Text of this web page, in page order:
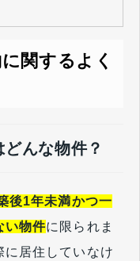
関するよく
どんな物件？
後1年未満かつ一
い物件に限られま
居住していなけ